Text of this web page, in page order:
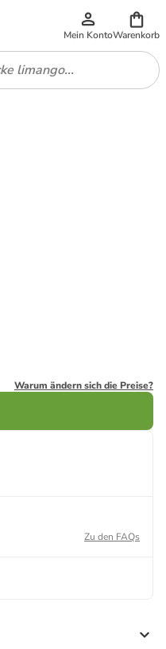
Mein KontoWarenkorb
Warum ändern sich die Preise?
Zu den FAQs